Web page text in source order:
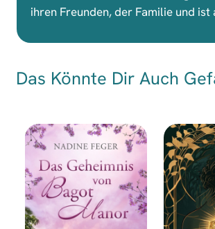
ihren Freunden, der Familie und ist
Das Könnte Dir Auch